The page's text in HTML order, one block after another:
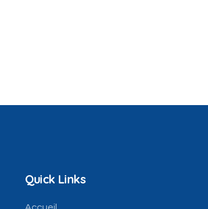
Quick Links